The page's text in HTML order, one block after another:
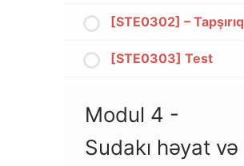
[STE0302] – Tapşırıq
[STE0303] Test
Modul 4 -
Sudakı həyat və